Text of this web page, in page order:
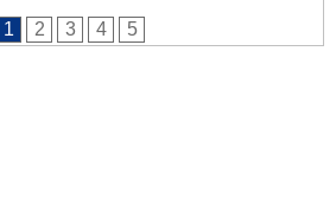
1 2 3 4 5